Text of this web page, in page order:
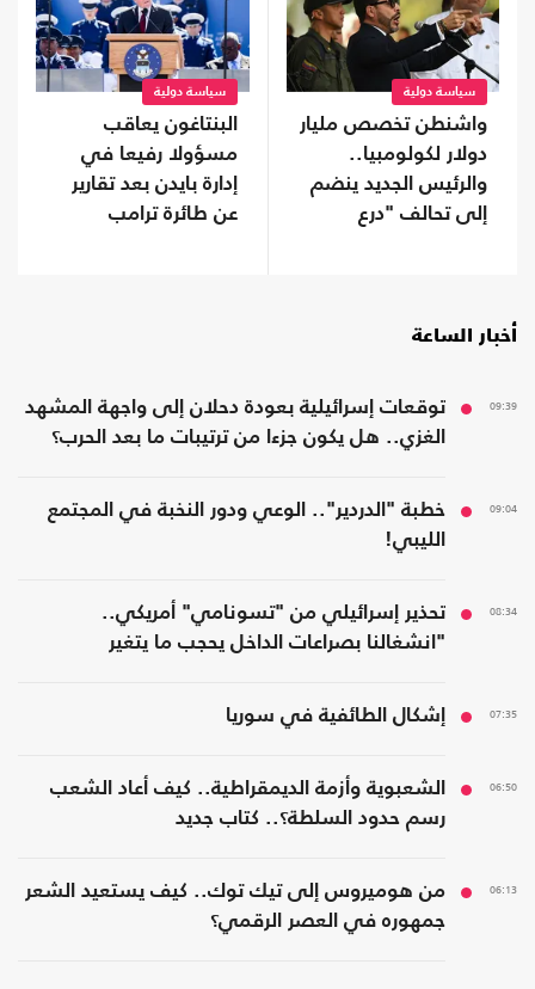
سياسة دولية
واشنطن تخصص مليار
دولار لكولومبيا..
والرئيس الجديد ينضم
إلى تحالف "درع
سياسة دولية
البنتاغون يعاقب
مسؤولا رفيعا في
إدارة بايدن بعد تقارير
عن طائرة ترامب
أخبار الساعة
09:39
توقعات إسرائيلية بعودة دحلان إلى واجهة المشهد
الغزي.. هل يكون جزءا من ترتيبات ما بعد الحرب؟
09:04
خطبة "الدردير".. الوعي ودور النخبة في المجتمع
الليبي!
08:34
تحذير إسرائيلي من "تسونامي" أمريكي..
"انشغالنا بصراعات الداخل يحجب ما يتغير
07:35 إشكال الطائفية في سوريا
06:50
الشعبوية وأزمة الديمقراطية.. كيف أعاد الشعب
رسم حدود السلطة؟.. كتاب جديد
06:13
من هوميروس إلى تيك توك.. كيف يستعيد الشعر
جمهوره في العصر الرقمي؟